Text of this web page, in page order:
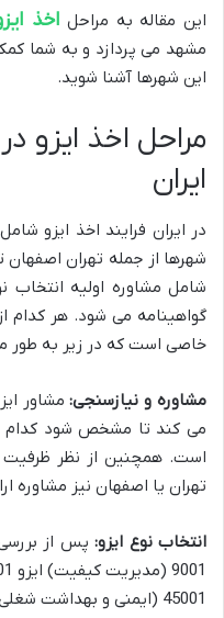
این مقاله به مراحل اخذ
مشهد می پردازد و به شما کمک
این شهرها آشنا شوید.
مراحل اخذ ایزو
ایران
در ایران فرایند اخذ ایزو
شهرها از جمله تهران
شامل مشاوره اولیه انتخاب
گواهینامه می شود. هر کدام
خاصی است که در زیر به طور
مشاوره و نیازسنجی:مشاور
می کند تا مشخص شود کدام
است. همچنین از نظر ظرفیت
تهران یا اصفهان نیز مشاوره
انتخاب نوع ایزو:پس از بررسی
45001 (ایمنی و بهداشت شغلی) تعیین می شود.